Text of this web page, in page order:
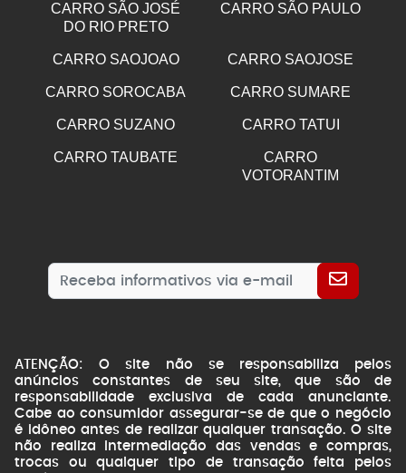
CARRO SÃO JOSÉ
DO RIO PRETO
CARRO SÃO PAULO
CARRO SAOJOAO CARRO SAOJOSE
CARRO SOROCABA CARRO SUMARE
CARRO SUZANO CARRO TATUI
CARRO TAUBATE
CARRO
VOTORANTIM
ATENÇÃO: O site não se responsabiliza pelos
anúncios constantes de seu site, que são de
responsabilidade exclusiva de cada anunciante.
Cabe ao consumidor assegurar-se de que o negócio
é idôneo antes de realizar qualquer transação. O site
não realiza intermediação das vendas e compras,
trocas ou qualquer tipo de transação feita pelos